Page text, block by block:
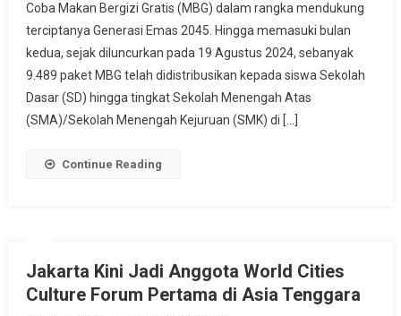
Distribusikan
9.489
Paket
Makanan
Bergizi
Gratis
Coba Makan Bergizi Gratis (MBG) dalam rangka mendukung
terciptanya Generasi Emas 2045. Hingga memasuki bulan
kedua, sejak diluncurkan pada 19 Agustus 2024, sebanyak
9.489 paket MBG telah didistribusikan kepada siswa Sekolah
Dasar (SD) hingga tingkat Sekolah Menengah Atas
(SMA)/Sekolah Menengah Kejuruan (SMK) di […]
Continue Reading
Jakarta Kini Jadi Anggota World Cities
Culture Forum Pertama di Asia Tenggara